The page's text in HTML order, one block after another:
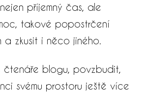
příjemný čas, ale
takové popostrčení
a zkusit i něco jiného.
blogu, povzbudit,
svému prostoru ještě více